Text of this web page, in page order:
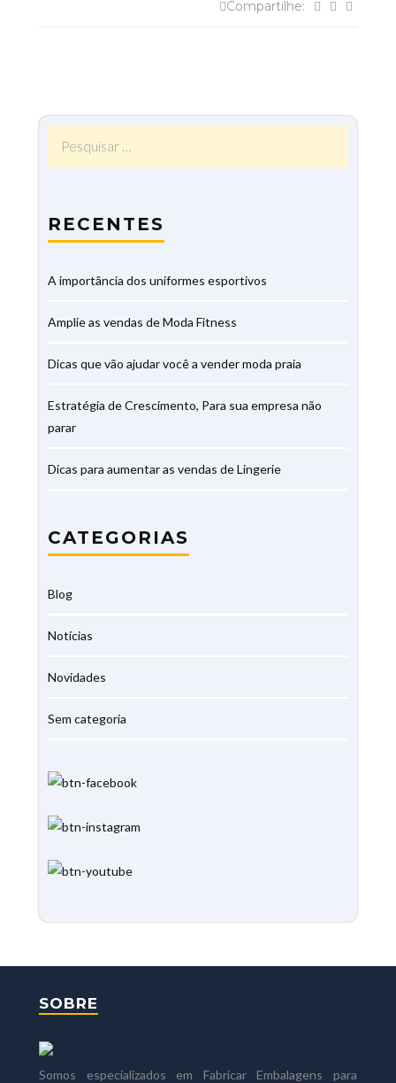
Compartilhe:
RECENTES
A importância dos uniformes esportivos
Amplie as vendas de Moda Fitness
Dicas que vão ajudar você a vender moda praia
Estratégia de Crescimento, Para sua empresa não
parar
Dicas para aumentar as vendas de Lingerie
CATEGORIAS
Blog
Notícias
Novidades
Sem categoria
SOBRE
Somos especializados em Fabricar Embalagens para